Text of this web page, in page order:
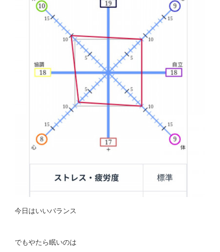
今日はいいバランス
でもやたら眠いのは